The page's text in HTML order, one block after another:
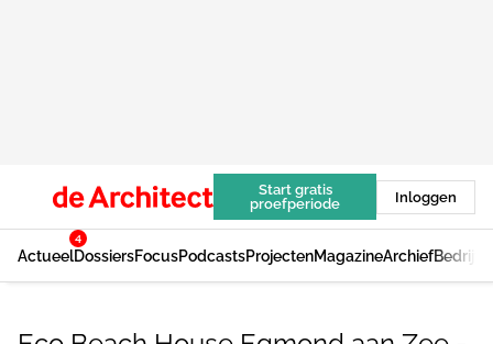
Start gratis
proefperiode
Inloggen
Actueel
4
DossiersFocusPodcastsProjectenMagazineArchief